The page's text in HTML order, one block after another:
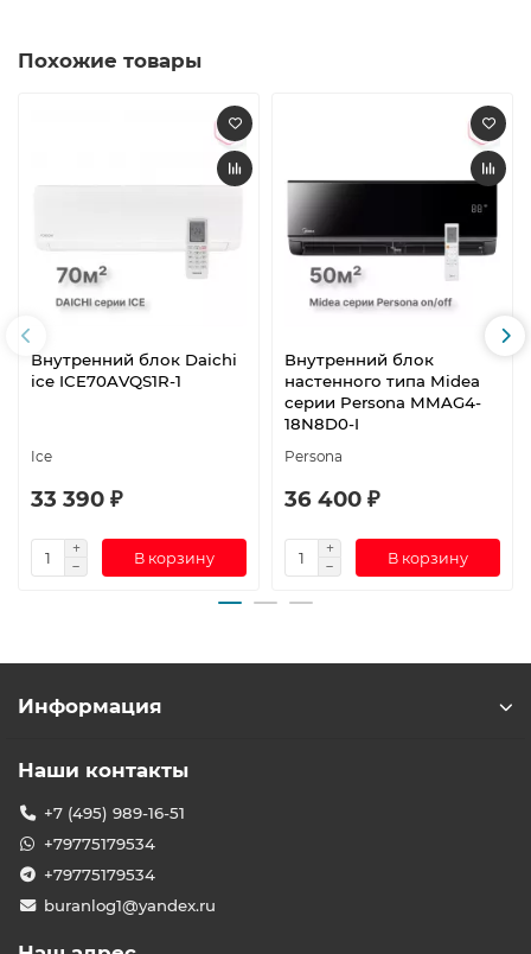
Похожие товары
Внутренний блок Daichi
ice ICE70AVQS1R-1
Ice
33 390 ₽
В корзину
Внутренний блок
настенного типа Midea
серии Persona MMAG4-
18N8D0-I
Persona
36 400 ₽
В корзину
Информация
Наши контакты
+7 (495) 989-16-51
+79775179534
+79775179534
buranlog1@yandex.ru